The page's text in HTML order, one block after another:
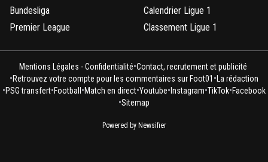
Bundesliga
Premier League
Calendrier Ligue 1
Classement Ligue 1
Mentions Légales - Confidentialité•Contact, recrutement et publicité
•Retrouvez votre compte pour les commentaires sur Foot01 • La rédaction
•PSG transfert•Football •Match en direct•Youtube• Instagram•TikTok•Facebook
•Sitemap
Powered by Newsifier